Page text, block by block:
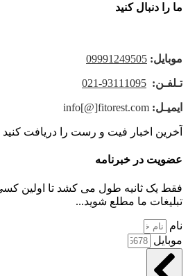
ما را دنبال کنید
موبایل:
09991249505
تـلفـن: 93111095-021
ایمیـل:
آخرین اخبار فیت و رست را دریافت کنید
عضویت در خبرنامه
فقط یک ثانیه طول می کشد تا اولین کسی
تبلیغات ما مطلع شوید...
نام
موبایل